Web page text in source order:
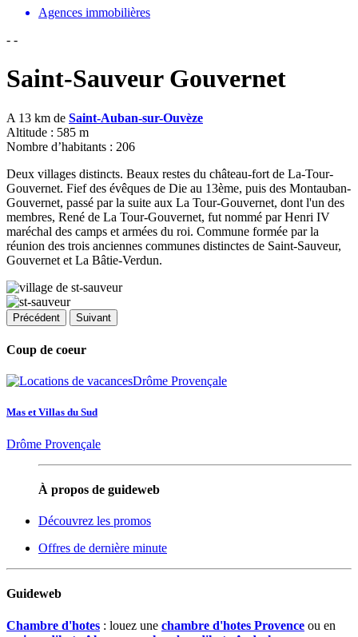
Agences immobilières
- -
Saint-Sauveur Gouvernet
A 13 km de Saint-Auban-sur-Ouvèze
Altitude : 585 m
Nombre d’habitants : 206
Deux villages distincts. Beaux restes du château-fort de La-Tour-
Gouvernet. Fief des évêques de Die au 13ème, puis des Montauban-
Gouvernet, passé par la suite aux La Tour-Gouvernet, dont l'un des
membres, René de La Tour-Gouvernet, fut nommé par Henri IV
maréchal des camps et armées du roi. Commune formée par la
réunion des trois anciennes communes distinctes de Saint-Sauveur,
Gouvernet et La Bâtie-Verdun.
Précédent Suivant
Coup de coeur
Mas et Villas du Sud
Drôme Provençale
À propos de guideweb
Découvrez les promos
Offres de dernière minute
Guideweb
Chambre d'hotes : louez une chambre d'hotes Provence ou en